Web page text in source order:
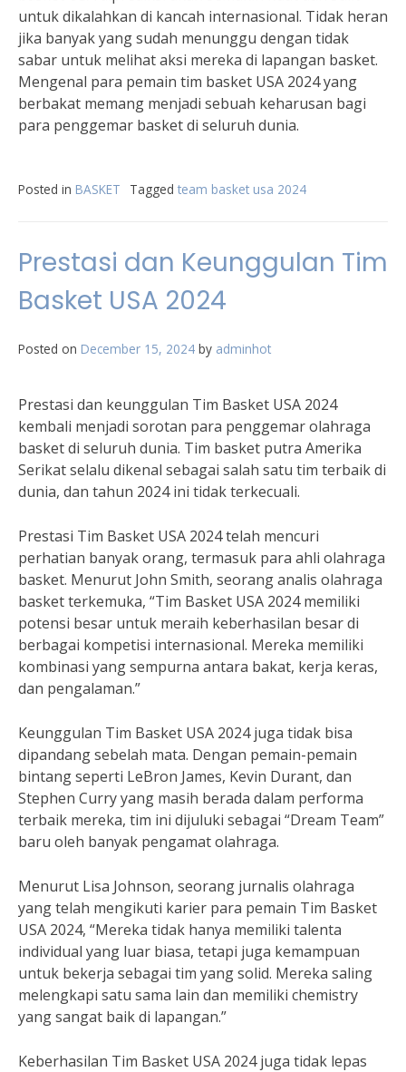
untuk dikalahkan di kancah internasional. Tidak heran
jika banyak yang sudah menunggu dengan tidak
sabar untuk melihat aksi mereka di lapangan basket.
Mengenal para pemain tim basket USA 2024 yang
berbakat memang menjadi sebuah keharusan bagi
para penggemar basket di seluruh dunia.
Posted in BASKET Tagged team basket usa 2024
Prestasi dan Keunggulan Tim
Basket USA 2024
Posted on December 15, 2024 by adminhot
Prestasi dan keunggulan Tim Basket USA 2024
kembali menjadi sorotan para penggemar olahraga
basket di seluruh dunia. Tim basket putra Amerika
Serikat selalu dikenal sebagai salah satu tim terbaik di
dunia, dan tahun 2024 ini tidak terkecuali.
Prestasi Tim Basket USA 2024 telah mencuri
perhatian banyak orang, termasuk para ahli olahraga
basket. Menurut John Smith, seorang analis olahraga
basket terkemuka, “Tim Basket USA 2024 memiliki
potensi besar untuk meraih keberhasilan besar di
berbagai kompetisi internasional. Mereka memiliki
kombinasi yang sempurna antara bakat, kerja keras,
dan pengalaman.”
Keunggulan Tim Basket USA 2024 juga tidak bisa
dipandang sebelah mata. Dengan pemain-pemain
bintang seperti LeBron James, Kevin Durant, dan
Stephen Curry yang masih berada dalam performa
terbaik mereka, tim ini dijuluki sebagai “Dream Team”
baru oleh banyak pengamat olahraga.
Menurut Lisa Johnson, seorang jurnalis olahraga
yang telah mengikuti karier para pemain Tim Basket
USA 2024, “Mereka tidak hanya memiliki talenta
individual yang luar biasa, tetapi juga kemampuan
untuk bekerja sebagai tim yang solid. Mereka saling
melengkapi satu sama lain dan memiliki chemistry
yang sangat baik di lapangan.”
Keberhasilan Tim Basket USA 2024 juga tidak lepas